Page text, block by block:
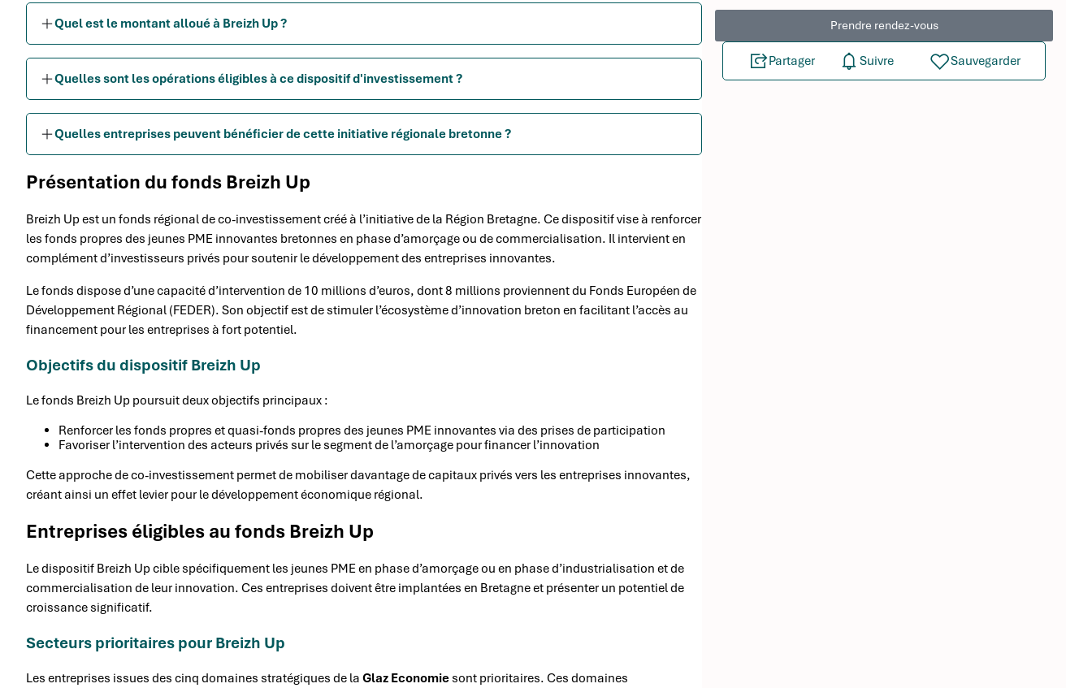
Quel est le montant alloué à Breizh Up ?
Quelles sont les opérations éligibles à ce dispositif d'investissement ?
Quelles entreprises peuvent bénéficier de cette initiative régionale bretonne ?
Présentation du fonds Breizh Up
Breizh Up est un fonds régional de co-investissement créé à l’initiative de la Région Bretagne. Ce dispositif vise à renforcer
les fonds propres des jeunes PME innovantes bretonnes en phase d’amorçage ou de commercialisation. Il intervient en
complément d’investisseurs privés pour soutenir le développement des entreprises innovantes.
Le fonds dispose d’une capacité d’intervention de 10 millions d’euros, dont 8 millions proviennent du Fonds Européen de
Développement Régional (FEDER). Son objectif est de stimuler l’écosystème d’innovation breton en facilitant l’accès au
financement pour les entreprises à fort potentiel.
Objectifs du dispositif Breizh Up
Le fonds Breizh Up poursuit deux objectifs principaux :
Renforcer les fonds propres et quasi-fonds propres des jeunes PME innovantes via des prises de participation
Favoriser l’intervention des acteurs privés sur le segment de l’amorçage pour financer l’innovation
Cette approche de co-investissement permet de mobiliser davantage de capitaux privés vers les entreprises innovantes,
créant ainsi un effet levier pour le développement économique régional.
Entreprises éligibles au fonds Breizh Up
Le dispositif Breizh Up cible spécifiquement les jeunes PME en phase d’amorçage ou en phase d’industrialisation et de
commercialisation de leur innovation. Ces entreprises doivent être implantées en Bretagne et présenter un potentiel de
croissance significatif.
Secteurs prioritaires pour Breizh Up
Les entreprises issues des cinq domaines stratégiques de la Glaz Economie sont prioritaires. Ces domaines
Prendre rendez-vous
Partager Suivre Sauvegarder